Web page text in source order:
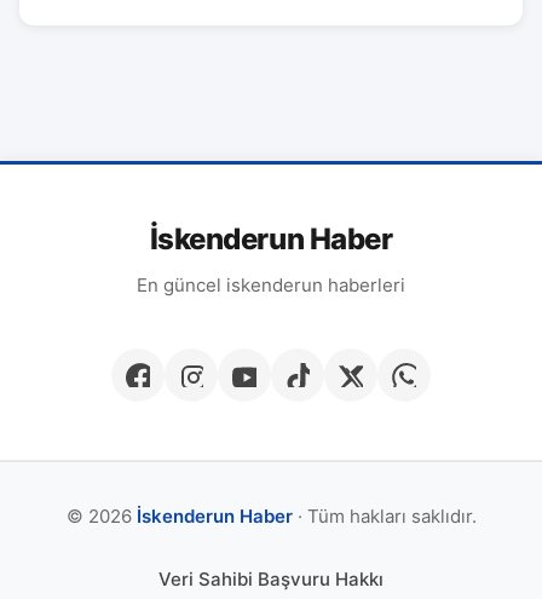
İskenderun Haber
En güncel iskenderun haberleri
© 2026 İskenderun Haber· Tüm hakları saklıdır.
Veri Sahibi Başvuru Hakkı